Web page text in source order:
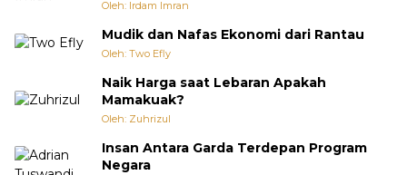
Oleh: Irdam Imran
Mudik dan Nafas Ekonomi dari Rantau
Oleh: Two Efly
Naik Harga saat Lebaran Apakah
Mamakuak?
Oleh: Zuhrizul
Insan Antara Garda Terdepan Program
Negara